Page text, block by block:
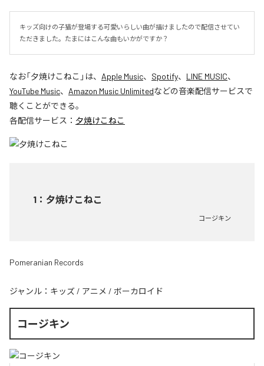
キッズ向けの子猫が登場する可愛いらしい曲が描けましたので配信させてい
ただきました。たまにはこんな曲もいかがですか？
なお「夕焼けこねこ 」は、 Apple Music、 Spotify、 LINE MUSIC、
YouTube Music、 Amazon Music Unlimitedなどの音楽配信サービスで
聴くことができる。
各配信サービス： 夕焼けこねこ
1 ： 夕焼けこねこ
コージキン
Pomeranian Records
ジャンル： キッズ / アニメ / ボーカロイド
コージキン